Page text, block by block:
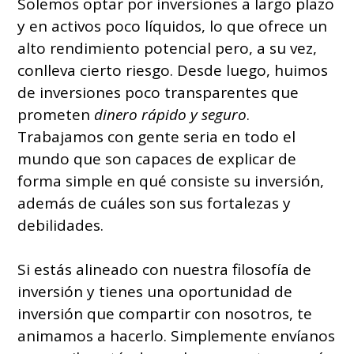
y en activos poco líquidos, lo que ofrece un
alto rendimiento potencial pero, a su vez,
conlleva cierto riesgo. Desde luego, huimos
de inversiones poco transparentes que
prometen dinero rápido y seguro.
Trabajamos con gente seria en todo el
mundo que son capaces de explicar de
forma simple en qué consiste su inversión,
además de cuáles son sus fortalezas y
debilidades.
Si estás alineado con nuestra filosofía de
inversión y tienes una oportunidad de
inversión que compartir con nosotros, te
animamos a hacerlo. Simplemente envíanos